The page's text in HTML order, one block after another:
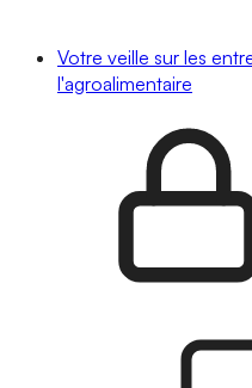
Votre veille sur les
l'agroalimentaire